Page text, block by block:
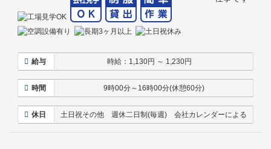
給与 時給：1,130円 ～ 1,230円
時間 9時00分～16時00分(休憩60分)
休日 土日祝その他 週休二日制(毎週) 会社カレンダーによる